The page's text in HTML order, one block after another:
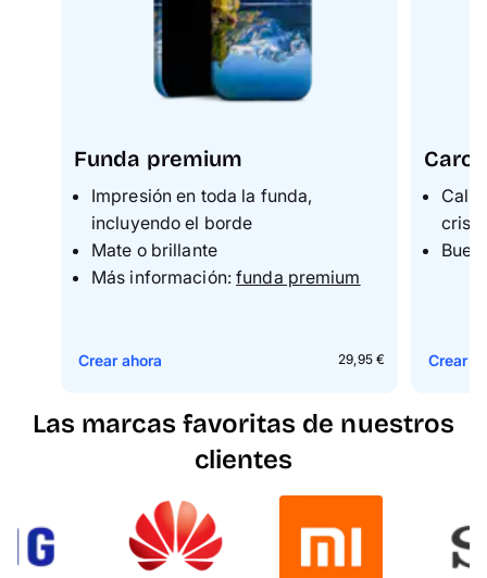
Funda premium
Impresión en toda la funda,
incluyendo el borde
Mate o brillante
Más información:funda premium
29,95 €
Crear ahora Crear
Las marcas favoritas de nuestros
clientes